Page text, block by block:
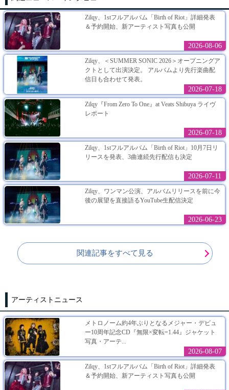
Zilqy、1stフルアルバム「Birth of Riot」詳細発表
＆予約開始、新アーティスト写真も公開
2026-08-06
Zilqy、＜SUMMER SONIC 2026＞オープニングア
クトとして出演決定。 アルバムより先行楽曲配
信日も合わせて発表。
2026-07-18
Zilqy『From Zero To One』at Veats Shibuya ライヴ
レポート
2026-07-18
Zilqy、1stフルアルバム「Birth of Riot」10月7日リ
リースを発表、3曲連続先行配信も決定
2026-07-11
Zilqy、ワンマン公演、アルバムリリースを前に今
後の展望を直接語るYouTube生配信決定
2026-06-23
関連記事をすべて見る
アーティストニュース
メトロノーム約4年ぶりとなるメジャー・デビュ
ー10周年記念CD『無限×変転=1.44』ジャケット
写真・アーテ...
2026-08-07
Zilqy、1stフルアルバム「Birth of Riot」詳細発表
＆予約開始、新アーティスト写真も公開